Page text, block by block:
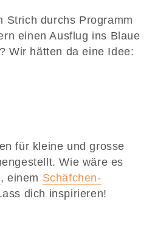
Strich durchs Programm
einen Ausflug ins Blaue
Wir hätten da eine Idee:
für kleine und grosse
Wie wäre es
, einem Schäfchen-
dich inspirieren!